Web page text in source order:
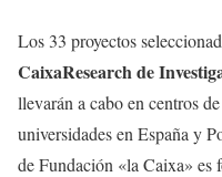
Los 33 proyectos
CaixaResearch de
llevarán a cabo en centros
universidades en España y
de Fundación «la Caixa» es